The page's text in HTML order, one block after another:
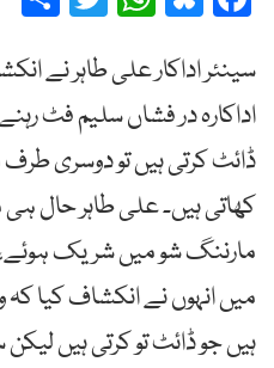
سینئر اداکار علی طاہر نے
اداکارہ در فشاں سلیم فٹ
ڈائٹ کرتی ہیں تو دوسری
کھاتی ہیں۔ علی طاہر حال
مارننگ شو میں شریک
میں انہوں نے انکشاف کیا
ہیں جو ڈائٹ تو کرتی ہیں